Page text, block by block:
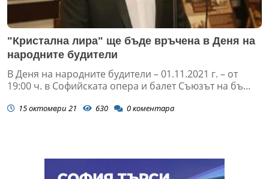
"Кристална лира" ще бъде връчена в Деня на
народните будители
В Деня на народните будители – 01.11.2021 г. – от
19:00 ч. в Софийската опера и балет Съюзът на бъ...
15 октомври 21 630 0коментара